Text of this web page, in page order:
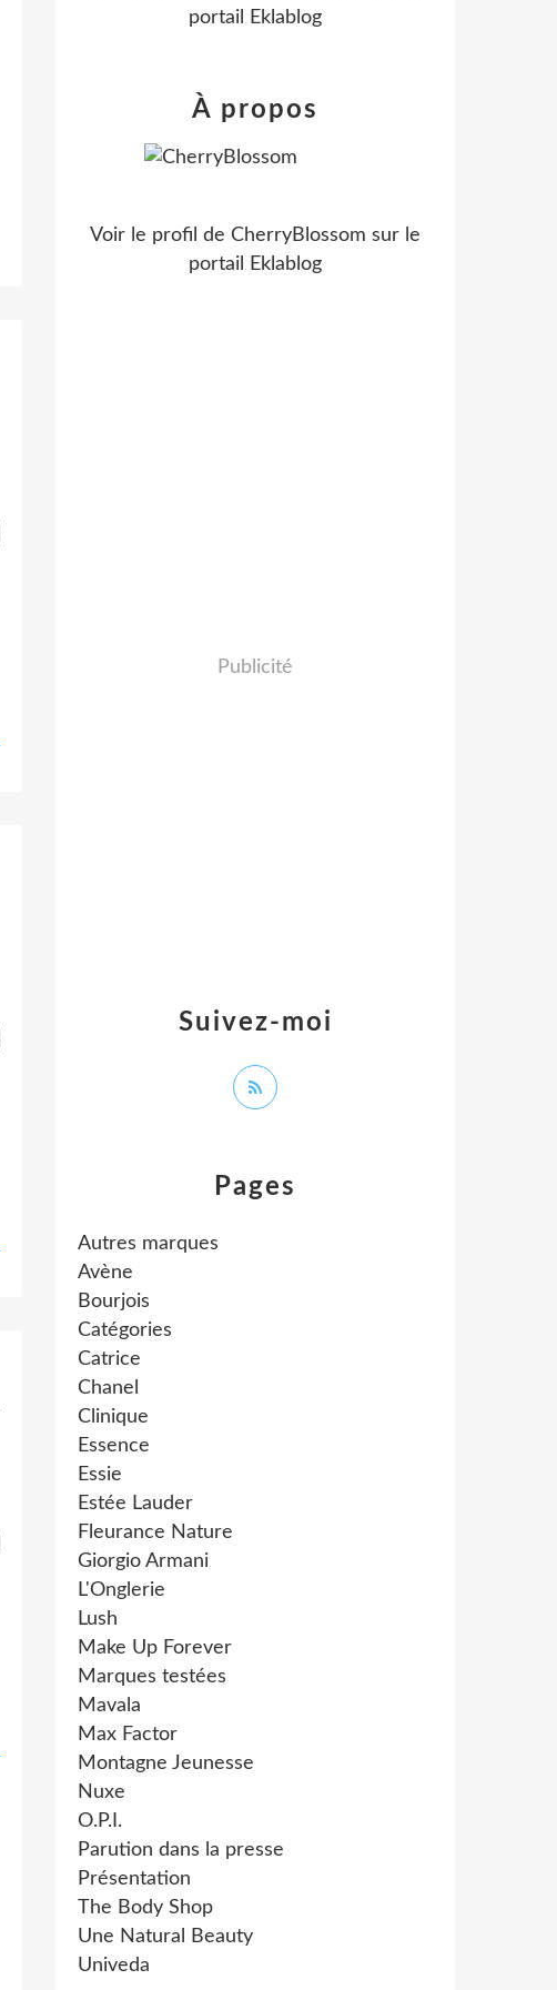
Pages
Autres marques
Avène
Bourjois
Catégories
Catrice
Chanel
Clinique
Essence
Essie
Estée Lauder
Fleurance Nature
Giorgio Armani
L'Onglerie
Lush
Make Up Forever
Marques testées
Mavala
Max Factor
Montagne Jeunesse
Nuxe
O.P.I.
Parution dans la presse
Présentation
The Body Shop
Une Natural Beauty
Univeda
portail Eklablog
Suivez-moi
À propos
Voir le profil de CherryBlossom sur le
portail Eklablog
Publicité